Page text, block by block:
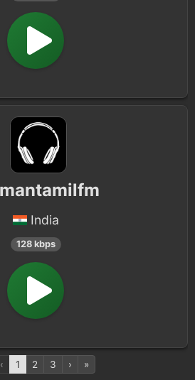
India
128 kbps
‹ 1 2 3 › »